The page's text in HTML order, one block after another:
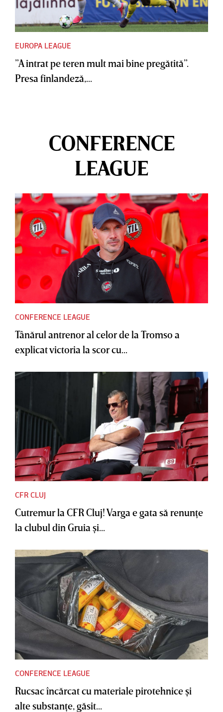
EUROPA LEAGUE
”A intrat pe teren mult mai bine pregătită”.
Presa finlandeză,...
CONFERENCE
LEAGUE
CONFERENCE LEAGUE
Tânărul antrenor al celor de la Tromso a
explicat victoria la scor cu...
CFR CLUJ
Cutremur la CFR Cluj! Varga e gata să renunţe
la clubul din Gruia şi...
CONFERENCE LEAGUE
Rucsac încărcat cu materiale pirotehnice şi
alte substanţe, găsit...